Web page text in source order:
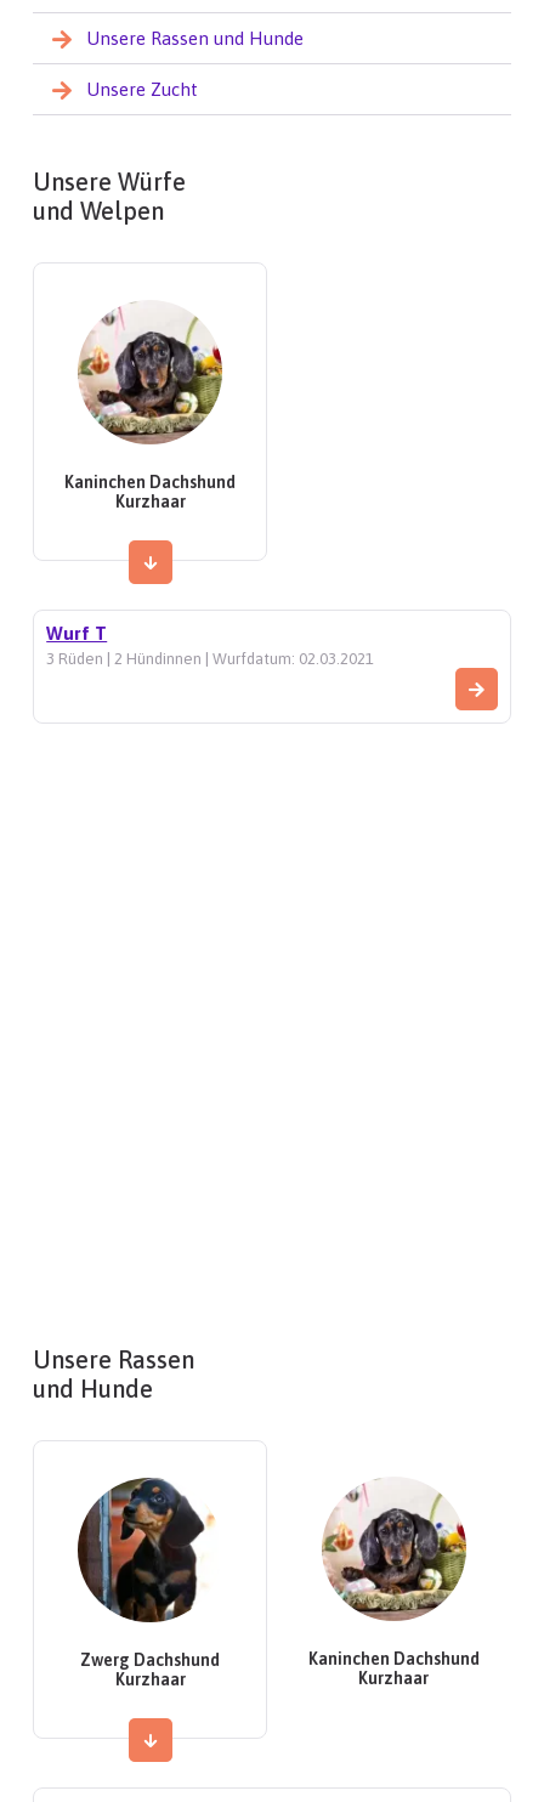
Unsere Rassen und Hunde
Unsere Zucht
Unsere Würfe
und Welpen
Kaninchen Dachshund
Kurzhaar
Wurf T
3 Rüden | 2 Hündinnen | Wurfdatum: 02.03.2021
Unsere Rassen
und Hunde
Zwerg Dachshund
Kurzhaar
Kaninchen Dachshund
Kurzhaar